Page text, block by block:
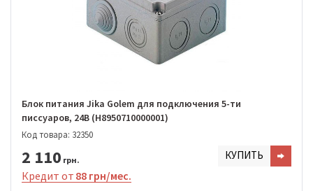
Блок питания Jika Golem для подключения 5-ти
писсуаров, 24В (H8950710000001)
Код товара: 32350
2 110 грн. КУПИТЬ
Кредит от 88 грн/мес.